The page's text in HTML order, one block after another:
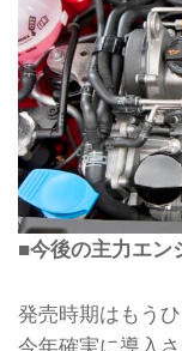
■今後の主力エン
発売時期はもう